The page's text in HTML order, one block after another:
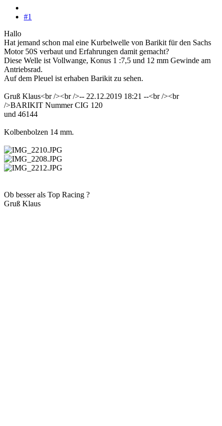
#1
Hallo
Hat jemand schon mal eine Kurbelwelle von Barikit für den Sachs
Motor 50S verbaut und Erfahrungen damit gemacht?
Diese Welle ist Vollwange, Konus 1 :7,5 und 12 mm Gewinde am
Antriebsrad.
Auf dem Pleuel ist erhaben Barikit zu sehen.
Gruß Klaus<br /><br />-- 22.12.2019 18:21 --<br /><br
/>BARIKIT Nummer CIG 120
und 46144
Kolbenbolzen 14 mm.
Ob besser als Top Racing ?
Gruß Klaus